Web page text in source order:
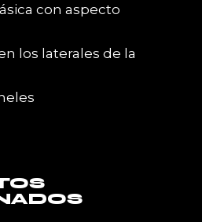
con aspecto
los laterales de la